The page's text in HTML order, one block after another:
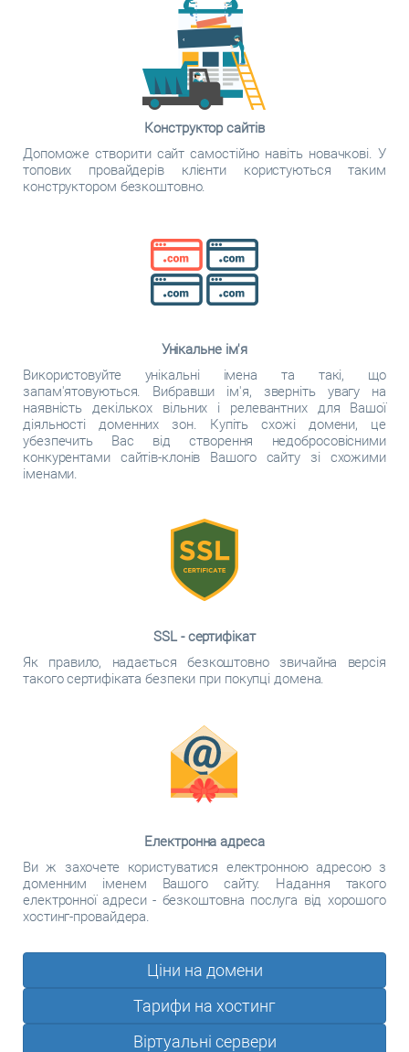
Конструктор сайтів
Допоможе створити сайт самостійно навіть новачкові. У
топових провайдерів клієнти користуються таким
конструктором безкоштовно.
Унікальне ім'я
Використовуйте унікальні імена та такі, що
запам'ятовуються. Вибравши ім'я, зверніть увагу на
наявність декількох вільних і релевантних для Вашої
діяльності доменних зон. Купіть схожі домени, це
убезпечить Вас від створення недобросовісними
конкурентами сайтів-клонів Вашого сайту зі схожими
іменами.
SSL - сертифікат
Як правило, надається безкоштовно звичайна версія
такого сертифіката безпеки при покупці домена.
Електронна адреса
Ви ж захочете користуватися електронною адресою з
доменним іменем Вашого сайту. Надання такого
електронної адреси - безкоштовна послуга від хорошого
хостинг-провайдера.
Ціни на домени
Тарифи на хостинг
Віртуальні сервери